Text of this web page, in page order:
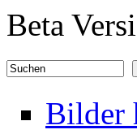
Direkt zum Inhalt
Beta
Suchformular
Bilder